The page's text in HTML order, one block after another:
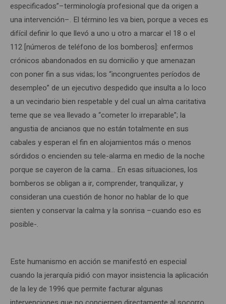
especificados”–terminología profesional que da origen a
una intervención–. El término les va bien, porque a veces es
difícil definir lo que llevó a uno u otro a marcar el 18 o el
112 [números de teléfono de los bomberos]: enfermos
crónicos abandonados en su domicilio y que amenazan
con poner fin a sus vidas; los “incongruentes períodos de
desempleo” de un ejecutivo despedido que insulta a lo loco
a un vecindario bien respetable y del cual un alma caritativa
teme que se vea llevado a “cometer lo irreparable”; la
angustia de ancianos que no están totalmente en sus
cabales y esperan el fin en alojamientos más o menos
sórdidos o encienden su tele-alarma en medio de la noche
porque se cayeron de la cama… En esas situaciones, los
bomberos se obligan a ir, comprender, tranquilizar, y
consideran una cuestión de honor no hablar de lo que
sienten y conservar la calma y la sonrisa –cuando eso es
posible-.
Este humanismo en acción se manifestó en especial
cuando la jerarquía pidió con mayor insistencia la aplicación
de la ley de 1996 que permite facturar algunas